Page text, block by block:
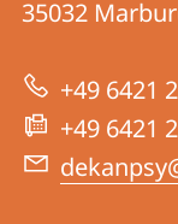
04
|
Psychology
35032
+49 6421
+49 6421